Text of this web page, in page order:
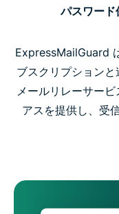
パスワード
ExpressMailGuard
ブスクリプション
メールリレーサー
アスを提供し、受